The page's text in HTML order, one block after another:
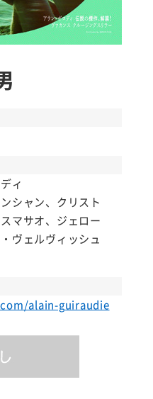
ィ
シャン、クリスト
マサオ、ジェロー
ヴェルヴィッシュ
alain-guiraudie